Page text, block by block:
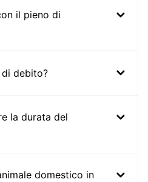
il pieno di
di debito?
la durata del
domestico in